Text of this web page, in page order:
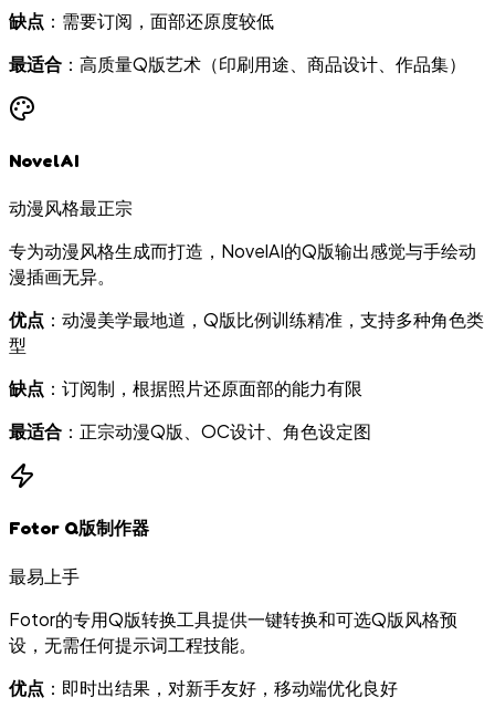
缺点 ：需要订阅，面部还原度较低
最适合 ：高质量Q版艺术（印刷用途、商品设计、作品集）
NovelAI
动漫风格最正宗
专为动漫风格生成而打造，NovelAI的Q版输出感觉与手绘动
漫插画无异。
优点 ：动漫美学最地道，Q版比例训练精准，支持多种角色类
型
缺点 ：订阅制，根据照片还原面部的能力有限
最适合 ：正宗动漫Q版、OC设计、角色设定图
Fotor Q版制作器
最易上手
Fotor的专用Q版转换工具提供一键转换和可选Q版风格预
设，无需任何提示词工程技能。
优点 ：即时出结果，对新手友好，移动端优化良好